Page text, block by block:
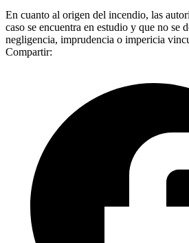
En cuanto al origen del incendio, las
caso se encuentra en estudio y que no se
negligencia, imprudencia o impericia
Compartir: